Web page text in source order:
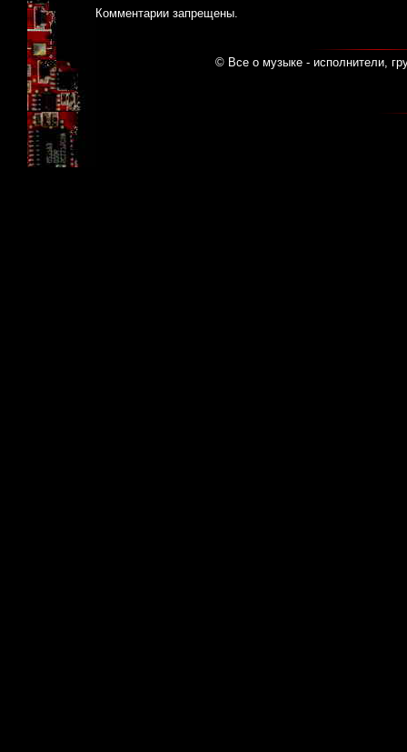
Комментарии запрещены.
© Все о музыке - исполнители,